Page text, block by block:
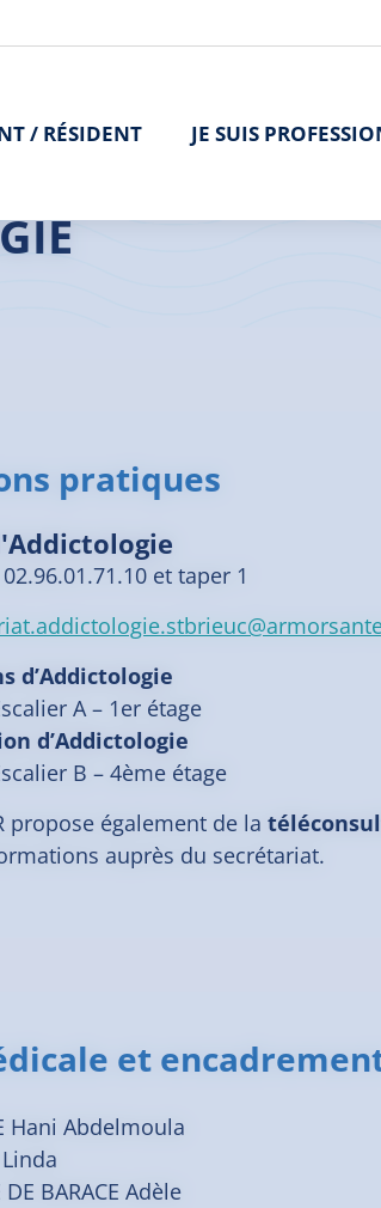
/ RÉSIDENT JE SUIS
> Addictologie Addictologie | Saint-Brieuc
pratiques
02.96.01.71.10 et taper 1
d’Addictologie
A – 1er étage
d’Addictologie
B – 4ème étage
propose également de la
auprès du secrétariat.
et
Hani Abdelmoula
Linda
BARACE Adèle